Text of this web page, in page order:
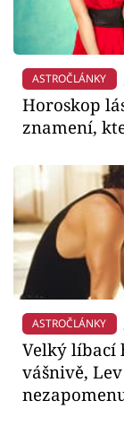
ASTROČLÁNKY
Horoskop
znamení,
ASTROČLÁNKY
Velký líbací
vášnivě,